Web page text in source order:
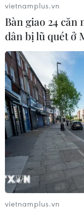
vietnamplus.vn
Bàn giao 24 căn
dân bị lũ quét ở
vietnamplus.vn